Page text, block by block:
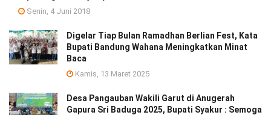
Senin, 4 Juni 2018
Digelar Tiap Bulan Ramadhan Berlian Fest, Kata
Bupati Bandung Wahana Meningkatkan Minat
Baca
Kamis, 13 Maret 2025
Desa Pangauban Wakili Garut di Anugerah
Gapura Sri Baduga 2025, Bupati Syakur : Semoga